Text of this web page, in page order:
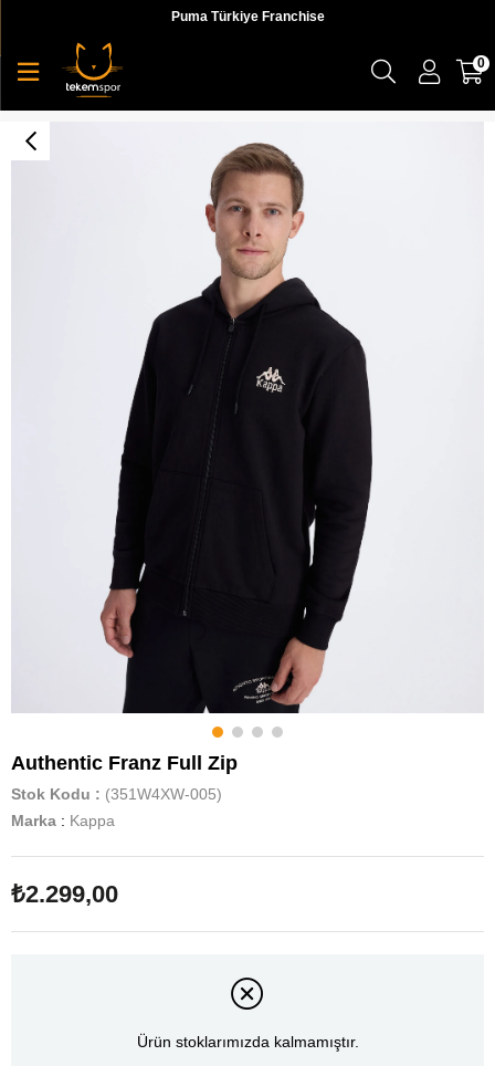
Puma Türkiye Franchise
0
Authentic Franz Full Zip
Stok Kodu
(351W4XW-005)
Marka : Kappa
₺2.299,00
Ürün stoklarımızda kalmamıştır.